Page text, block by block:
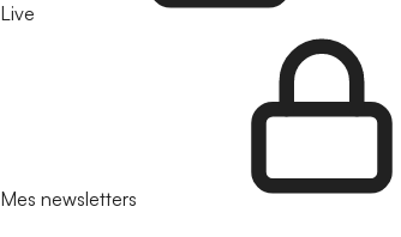
Live
Mes newsletters